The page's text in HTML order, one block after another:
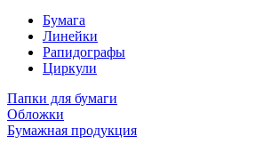
Бумага
Линейки
Рапидографы
Циркули
Папки для бумаги
Обложки
Бумажная продукция